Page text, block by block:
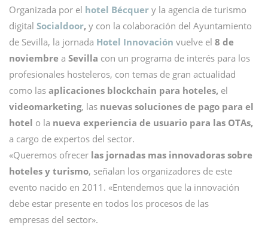
Organizada por el hotel Bécquer y la agencia de turismo
digital Socialdoor, y con la colaboración del Ayuntamiento
de Sevilla, la jornada Hotel Innovación vuelve el 8 de
noviembre a Sevilla con un programa de interés para los
profesionales hosteleros, con temas de gran actualidad
como las aplicaciones blockchain para hoteles, el
videomarketing, las nuevas soluciones de pago para el
hotel o la nueva experiencia de usuario para las OTAs,
a cargo de expertos del sector.
«Queremos ofrecer las jornadas mas innovadoras sobre
hoteles y turismo, señalan los organizadores de este
evento nacido en 2011. «Entendemos que la innovación
debe estar presente en todos los procesos de las
empresas del sector».